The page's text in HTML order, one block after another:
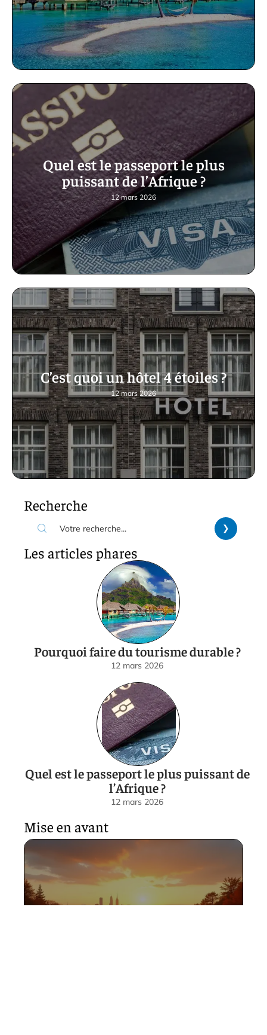
Quel est le passeport le plus
puissant de l’Afrique ?
12 mars 2026
C’est quoi un hôtel 4 étoiles ?
12 mars 2026
Recherche
Les articles phares
Pourquoi faire du tourisme durable ?
12 mars 2026
Quel est le passeport le plus puissant de
l’Afrique ?
12 mars 2026
Mise en avant
Québec à Montréal : temps de